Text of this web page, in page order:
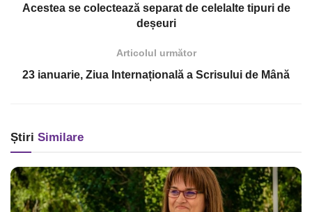
Acestea se colectează separat de celelalte tipuri de
deșeuri
Articolul următor
23 ianuarie, Ziua Internațională a Scrisului de Mână
Știri Similare